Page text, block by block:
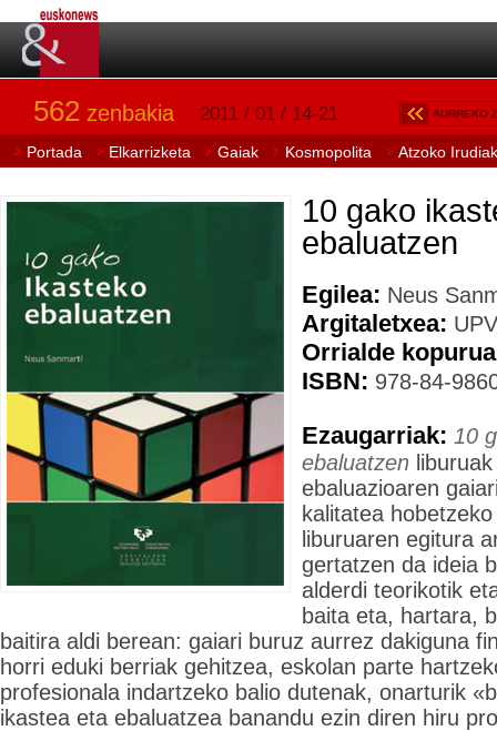
562 zenbakia 2011 / 01 / 14-21 AURREKO
Portada Elkarrizketa Gaiak Kosmopolita Atzoko Irudiak
10 gako
ebaluatzen
Egilea: Neus
Argitaletxea:
Orrialde
ISBN: 978-84-
Ezaugarriak: 10
ebaluatzen
ebaluazioaren
kalitatea
liburuaren egitura
gertatzen da ideia
alderdi teorikotik
baita eta, hartara,
baitira aldi berean: gaiari buruz aurrez dakiguna
horri eduki berriak gehitzea, eskolan parte
profesionala indartzeko balio dutenak, onarturik
ikastea eta ebaluatzea banandu ezin diren hiru